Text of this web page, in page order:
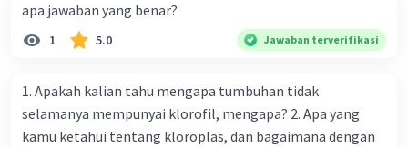
tanaman tertentu ke daerah yang baru.
Nanda R Community Level 89
25 April 2024 10:18
apa jawaban yang benar?
1 5.0 Jawaban terverifikasi
1. Apakah kalian tahu mengapa tumbuhan tidak
selamanya mempunyai klorofil, mengapa? 2. Apa yang
kamu ketahui tentang kloroplas, dan bagaimana dengan